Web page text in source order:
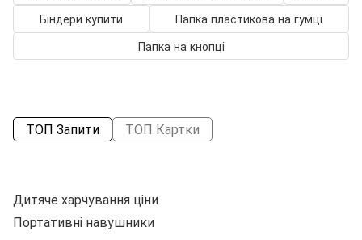
Біндери купити
Папка пластикова на гумці
Папка на кнопці
ТОП Запити ТОП Картки
Дитяче харчування ціни
Портативні навушники